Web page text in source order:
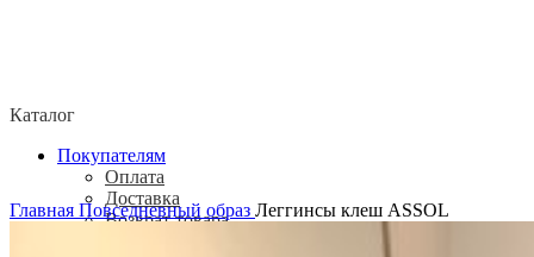
Каталог
Покупателям
Оплата
Доставка
Возврат товара
Главная Повседневный образ Леггинсы клеш ASSOL